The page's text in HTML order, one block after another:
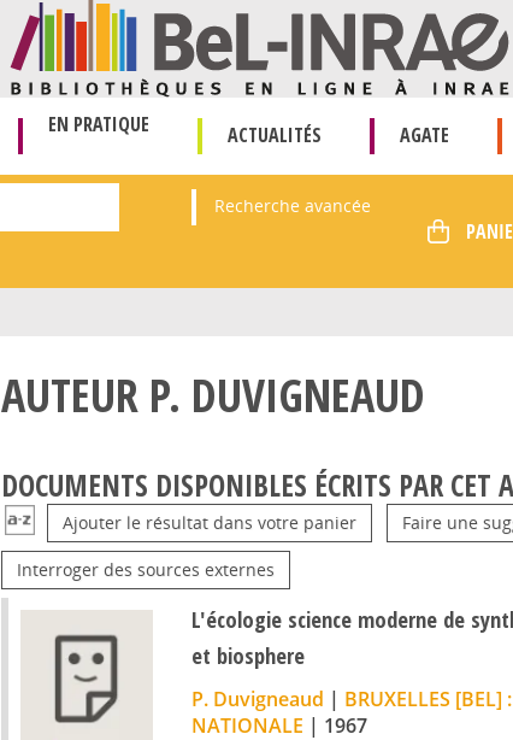
EN PRATIQUE ACTUALITÉS AGATE
Recherche avancée
AUTEUR P. DUVIGNEAUD
DOCUMENTS DISPONIBLES ÉCRITS PAR CET
Ajouter le résultat dans votre panier Faire une
Interroger des sources externes
L'écologie science moderne de
et biosphere
P. Duvigneaud | BRUXELLES [BEL]
NATIONALE | 1967